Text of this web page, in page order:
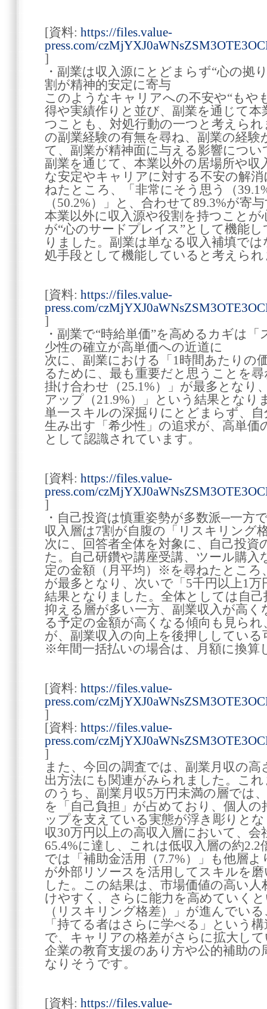
[資料: https://files.value-
press.com/
]
・副業は収入源にとどまらず“心の拠
割が精神的安定に寄与
このようなキャリアへの不安や“もや
得や実績作りと並び、副業を通じて本
つことも、対処行動の一つと考えら
の副業経験の有無を尋ね、副業の経
て、副業が精神面に与える影響につ
副業を通じて、本業以外の居場所や
な安定やキャリアに対する不安の解
ねたところ、「非常にそう思う（
（50.2%）」と、合わせて89.3%が寄
本業以外に収入源や役割を持つことが
が“心のサードプレイス”として機能
りました。副業は単なる収入補填で
処手段として機能していると考えら
[資料: https://files.value-
press.com/
]
・副業で“時給単価”を高めるカギは
少性の確立が高単価への近道に
次に、副業における「1時間あたりの
るために、最も重要だと思うことを
掛け合わせ（25.1%）」が最多となり
アップ（21.9%）」という結果となり
単一スキルの深掘りにとどまらず、
生み出す「希少性」の追求が、高単価
として認識されています。
[資料: https://files.value-
press.com/
]
・自己投資は慎重姿勢が多数派─一方
収入層は7割が自腹の「リスキリング
次に、回答者全体を対象に、自己投
た。自己研鑽や講座受講、ツール購入
定の金額（月平均）※を尋ねたところ
が最多となり、次いで「5千円以上1万
結果となりました。全体としては自
抑える層が多い一方、副業収入が高
る予定の金額が高くなる傾向も見ら
が、副業収入の向上を後押ししてい
※年間一括払いの場合は、月額に換算
[資料: https://files.value-
press.com/
]
[資料: https://files.value-
press.com/
]
また、今回の調査では、副業月収の
出方法にも関連がみられました。こ
のうち、副業月収5万円未満の層では
を「自己負担」が占めており、個人
ップを支えている実態が浮き彫りと
収30万円以上の高収入層において、
65.4%に達し、これは低収入層の約
では「補助金活用（7.7%）」も他層
が外部リソースを活用してスキルを
した。この結果は、市場価値の高い
けやすく、さらに能力を高めていく
（リスキリング格差）」が進んでい
「持てる者はさらに学べる」という
で、キャリアの格差がさらに拡大し
企業の教育支援のあり方や公的補助の
なりそうです。
[資料: https://files.value-